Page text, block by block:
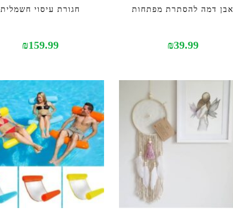
אבן דמה להסתרת מפתחות
₪39.99
חגורת עיסוי חשמלית
₪159.99